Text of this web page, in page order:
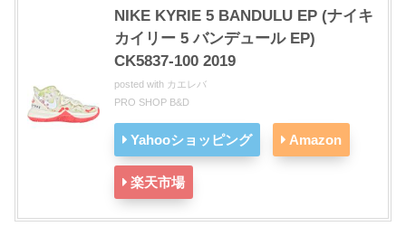
NIKE KYRIE 5 BANDULU EP (ナイキ
カイリー 5 バンデュール EP)
CK5837-100 2019
posted with カエレバ
PRO SHOP B&D
Yahooショッピング Amazon
楽天市場